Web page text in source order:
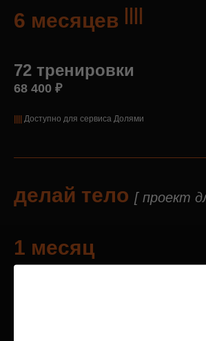
6 месяцев ||||
72 тренировки
68 400 ₽
Доступно для сервиса Долями
делай тело [ проект
1 месяц